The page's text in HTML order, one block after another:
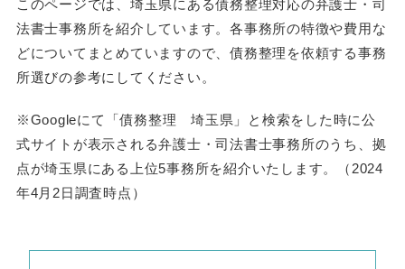
このページでは、埼玉県にある債務整理対応の弁護士・司
法書士事務所を紹介しています。各事務所の特徴や費用な
どについてまとめていますので、債務整理を依頼する事務
所選びの参考にしてください。
※Googleにて「債務整理 埼玉県」と検索をした時に公
式サイトが表示される弁護士・司法書士事務所のうち、拠
点が埼玉県にある上位5事務所を紹介いたします。（2024
年4月2日調査時点）